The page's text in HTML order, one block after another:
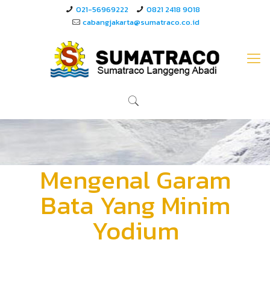
021-56969222
0821 2418 9018
cabangjakarta@sumatraco.co.id
Mengenal Garam
Bata Yang Minim
Yodium